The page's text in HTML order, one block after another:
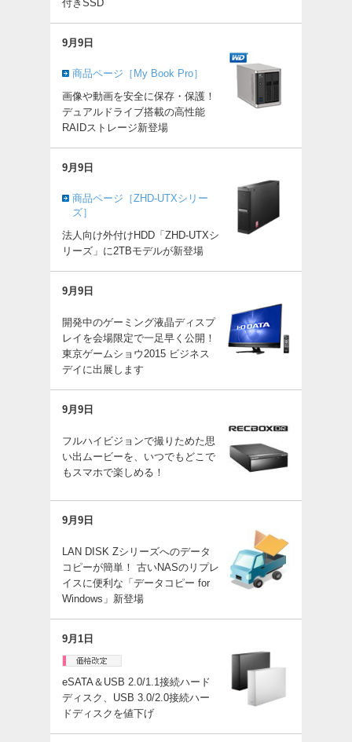
付きSSD
9月9日
商品ページ［My Book Pro］
画像や動画を安全に保存・保護！
デュアルドライブ搭載の高性能
RAIDストレージ新登場
9月9日
商品ページ［ZHD-UTXシリー
ズ］
法人向け外付けHDD「ZHD-UTXシ
リーズ」に2TBモデルが新登場
9月9日
開発中のゲーミング液晶ディスプ
レイを会場限定で一足早く公開！
東京ゲームショウ2015 ビジネス
デイに出展します
9月9日
フルハイビジョンで撮りためた思
い出ムービーを、いつでもどこで
もスマホで楽しめる！
9月9日
LAN DISK Zシリーズへのデータ
コピーが簡単！ 古いNASのリプレ
イスに便利な「データコピー for
Windows」新登場
9月1日
eSATA＆USB 2.0/1.1接続ハード
ディスク、USB 3.0/2.0接続ハー
ドディスクを値下げ